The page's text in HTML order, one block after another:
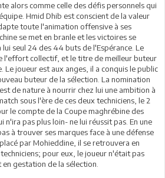
alors comme celle des défis personnels qui
Hmid Dhib est conscient de la valeur
toute l'animation offensive à ses
se met en branle et les victoires se
seul 24 des 44 buts de l'Espérance. Le
l'effort collectif, et le titre de meilleur buteur
Le joueur est aux anges, il a conquis le public
buteur de la sélection. La nomination
de nature à nourrir chez lui une ambition à
sous l'ère de ces deux techniciens, le 2
le compte de la Coupe maghrébine des
pas plus loin- ne lui réussit pas. En une
à trouver ses marques face à une défense
par Mohieddine, il se retrouvera en
pour eux, le joueur n'était pas
gestation de la sélection.